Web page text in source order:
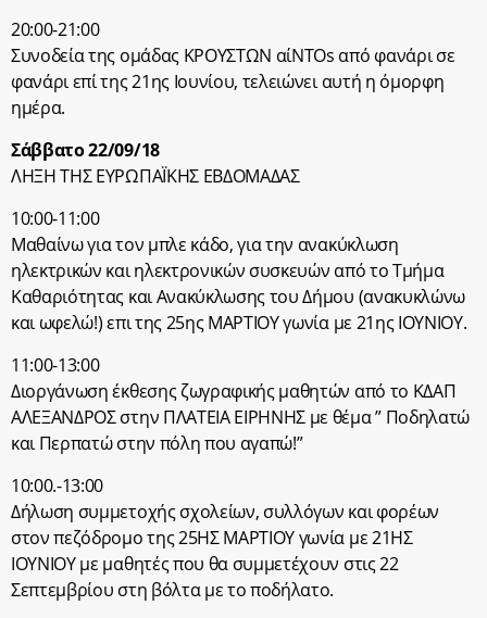
20:00-21:00
Συνοδεία της ομάδας ΚΡΟΥΣΤΩΝ αίΝΤΟs από φανάρι σε
φανάρι επί της 21ης Ιουνίου, τελειώνει αυτή η όμορφη
ημέρα.
Σάββατο 22/09/18
ΛΗΞΗ ΤΗΣ ΕΥΡΩΠΑΪΚΗΣ ΕΒΔΟΜΑΔΑΣ
10:00-11:00
Μαθαίνω για τον μπλε κάδο, για την ανακύκλωση
ηλεκτρικών και ηλεκτρονικών συσκευών από το Τμήμα
Καθαριότητας και Ανακύκλωσης του Δήμου (ανακυκλώνω
και ωφελώ!) επι της 25ης ΜΑΡΤΙΟΥ γωνία με 21ης ΙΟΥΝΙΟΥ.
11:00-13:00
Διοργάνωση έκθεσης ζωγραφικής μαθητών από το ΚΔΑΠ
ΑΛΕΞΑΝΔΡΟΣ στην ΠΛΑΤΕΙΑ ΕΙΡΗΝΗΣ με θέμα ” Ποδηλατώ
και Περπατώ στην πόλη που αγαπώ!”
10:00.-13:00
Δήλωση συμμετοχής σχολείων, συλλόγων και φορέων
στον πεζόδρομο της 25ΗΣ ΜΑΡΤΙΟΥ γωνία με 21ΗΣ
ΙΟΥΝΙΟΥ με μαθητές που θα συμμετέχουν στις 22
Σεπτεμβρίου στη βόλτα με το ποδήλατο.